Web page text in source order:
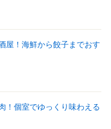
屋！海鮮から餃子までおす
！個室でゆっくり味わえる